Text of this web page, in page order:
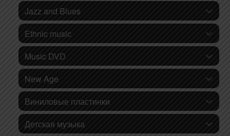
Jazz and Blues
Ethnic music
Music DVD
New Age
Виниловые пластинки
Детская музыка